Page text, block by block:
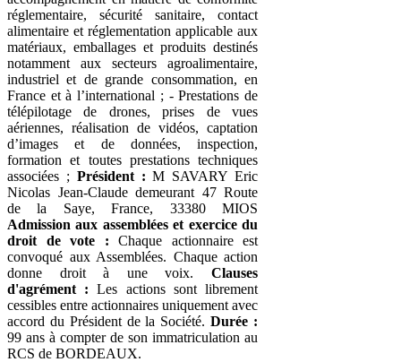
réglementaire, sécurité sanitaire, contact
alimentaire et réglementation applicable aux
matériaux, emballages et produits destinés
notamment aux secteurs agroalimentaire,
industriel et de grande consommation, en
France et à l’international ; - Prestations de
télépilotage de drones, prises de vues
aériennes, réalisation de vidéos, captation
d’images et de données, inspection,
formation et toutes prestations techniques
associées ; Président : M SAVARY Eric
Nicolas Jean-Claude demeurant 47 Route
de la Saye, France, 33380 MIOS
Admission aux assemblées et exercice du
droit de vote : Chaque actionnaire est
convoqué aux Assemblées. Chaque action
donne droit à une voix. Clauses
d'agrément : Les actions sont librement
cessibles entre actionnaires uniquement avec
accord du Président de la Société.Durée :
99 ans à compter de son immatriculation au
RCS de BORDEAUX.